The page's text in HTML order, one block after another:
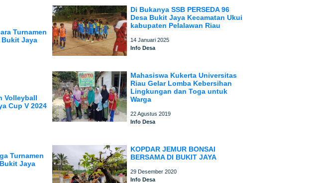
Turnamen
Bukit Jaya
Volleyball
Cup V 2024
Turnamen
Jaya
Di Bukanya SSB PERSEDA 96
Desa Bukit Jaya Kecamatan Ukui
kabupaten Pelalawan Riau
14 Januari 2025
Info Desa
Mahasiswa Kukerta Universitas
Riau Gelar Lomba Kebersihan
Lingkungan dan Toga untuk
Warga
22 Agustus 2019
Info Desa
KOPDAR JEMUR BONSAI
BERSAMA DI BUKIT JAYA
29 Desember 2020
Info Desa